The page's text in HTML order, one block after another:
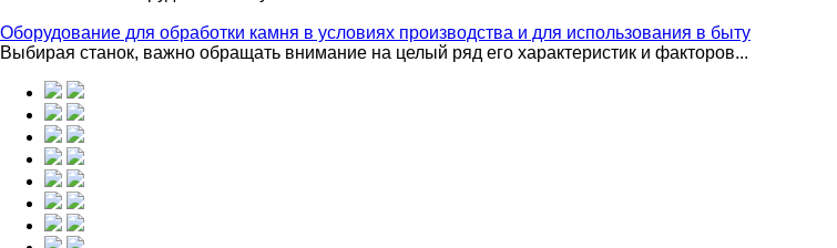
Оборудование для обработки камня в условиях производства и для использования в быту
Выбирая станок, важно обращать внимание на целый ряд его характеристик и факторов...